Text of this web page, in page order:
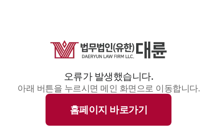
오류가 발생했습니다.
아래 버튼을 누르시면 메인 화면으로 이동합니다.
홈페이지 바로가기